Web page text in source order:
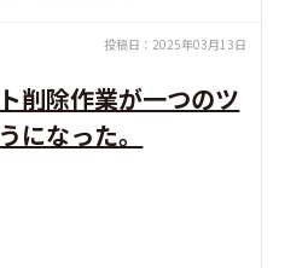
投稿日： 2025年03月13日
削除作業が一つのツ
になった。